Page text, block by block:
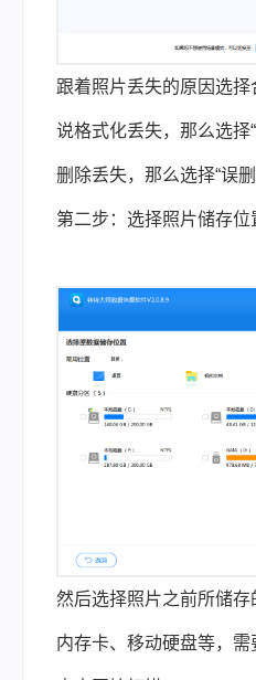
跟着照片丢失的原因选
说格式化丢失，那么选择
删除丢失，那么选择“误删
第二步：选择照片储存位
然后选择照片之前所储存
内存卡、移动硬盘等，需